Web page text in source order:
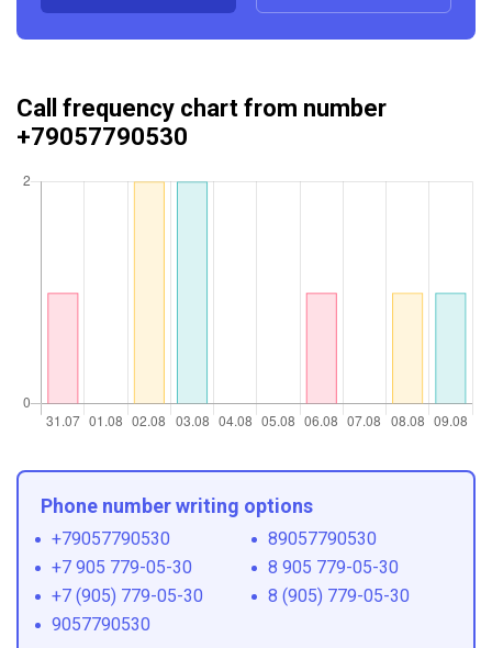
Call frequency chart from number
+79057790530
Phone number writing options
+79057790530
89057790530
+7 905 779-05-30
8 905 779-05-30
+7 (905) 779-05-30
8 (905) 779-05-30
9057790530